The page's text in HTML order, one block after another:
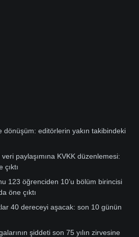
dönüşüm: editörlerin yakın takibindeki
paylaşımına KVKK düzenlemesi:
çıktı
123 öğrenciden 10’u bölüm birincisi
öne çıktı
40 dereceyi aşacak: son 10 günün
şiddeti son 75 yılın zirvesine